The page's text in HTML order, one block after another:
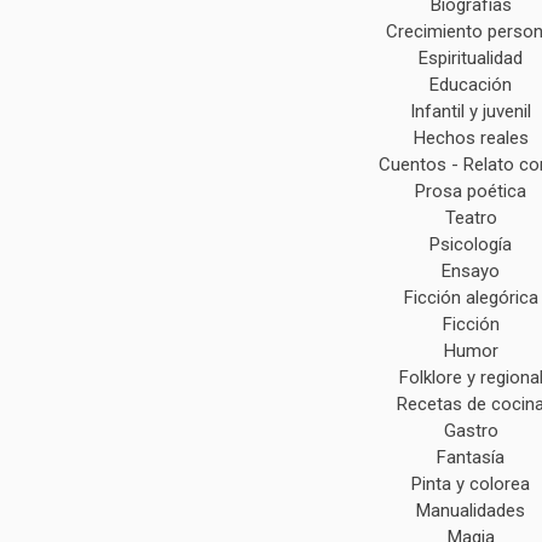
Biografías
Crecimiento
Espiritualidad
Educación
Infantil y juvenil
Hechos reales
Cuentos - Relato
Prosa poética
Teatro
Psicología
Ensayo
Ficción alegórica
Ficción
Humor
Folklore y regional
Recetas de
Gastro
Fantasía
Pinta y colorea
Manualidades
Magia